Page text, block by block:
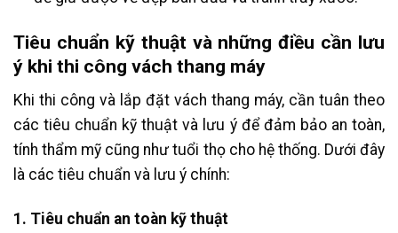
Tiêu chuẩn kỹ thuật và những điều cần lưu
ý khi thi công vách thang máy
Khi thi công và lắp đặt vách thang máy, cần tuân theo
các tiêu chuẩn kỹ thuật và lưu ý để đảm bảo an toàn,
tính thẩm mỹ cũng như tuổi thọ cho hệ thống. Dưới đây
là các tiêu chuẩn và lưu ý chính:
1. Tiêu chuẩn an toàn kỹ thuật